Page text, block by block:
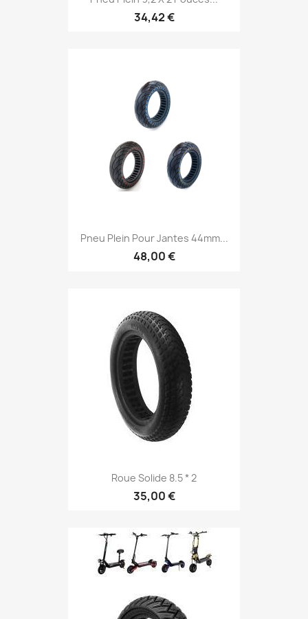
34,42 €
Pneu Plein Pour Jantes 44mm...
48,00 €
Roue Solide 8.5 * 2
35,00 €